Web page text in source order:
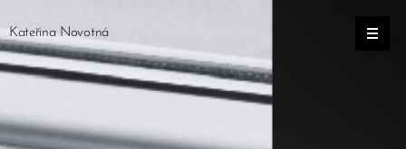
Kateřina Novotná